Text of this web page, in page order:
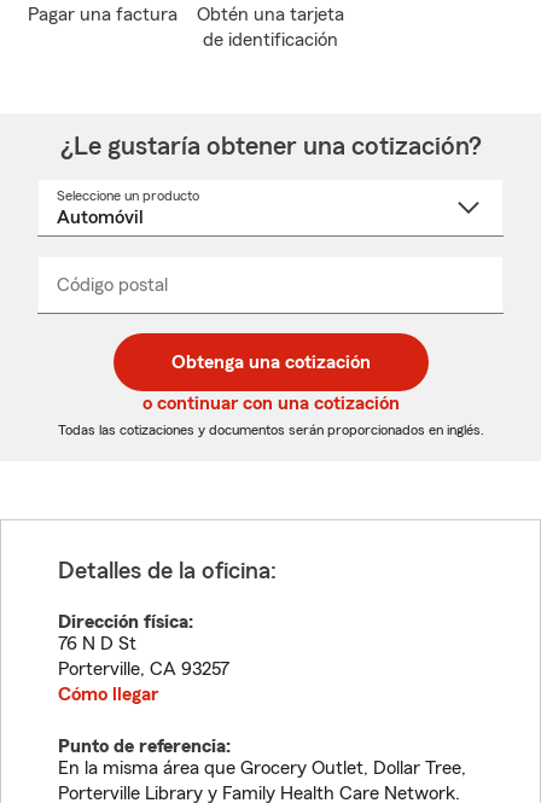
Pagar una factura
Obtén una tarjeta
de identificación
¿Le gustaría obtener una cotización?
Seleccione un producto
desplegable
Código postal
de
5
dígitos
de
5
dígitos
_____
Obtenga una cotización
o continuar con una cotización
Todas las cotizaciones y documentos serán proporcionados en inglés.
Detalles de la oficina:
Dirección física:
76 N D St
Porterville, CA 93257
Cómo llegar
Punto de referencia:
En la misma área que Grocery Outlet, Dollar Tree,
Porterville Library y Family Health Care Network.